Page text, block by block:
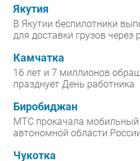
Якутия
В Якутии беспилотники
для доставки грузов через
Камчатка
16 лет и 7 миллионов
празднует День работника
Биробиджан
МТС прокачала мобильный
автономной области
Чукотка